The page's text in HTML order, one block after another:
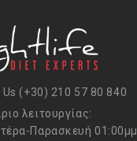
Us (+30) 210 57 80 840
λειτουργίας:
Παρασκευή 01:00μμ